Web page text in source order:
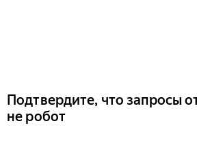
Подтвердите, что запросы
не робот